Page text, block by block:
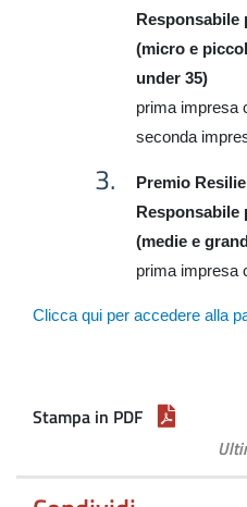
Responsabile
(micro e
under 35)
prima impresa
seconda
Premio
Responsabile
(medie e
prima impresa
Clicca qui per accedere alla
Stampa in PDF